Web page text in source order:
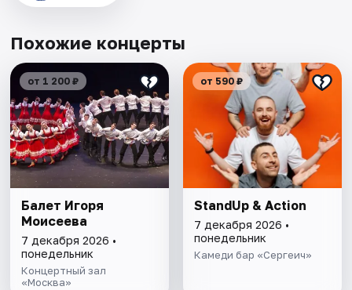
Похожие концерты
от 1 200 ₽
Балет Игоря
Моисеева
7 декабря 2026 •
понедельник
Концертный зал
«Москва»
от 590 ₽
StandUp & Action
7 декабря 2026 •
понедельник
Камеди бар «Сергеич»